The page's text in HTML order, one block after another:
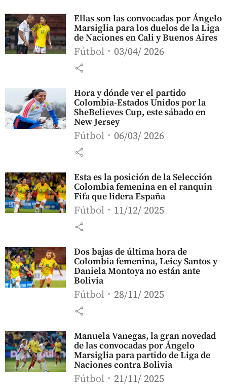
Ellas son las convocadas por Ángelo
Marsiglia para los duelos de la Liga
de Naciones en Cali y Buenos Aires
Fútbol 03/04/ 2026
share
Hora y dónde ver el partido
Colombia-Estados Unidos por la
SheBelieves Cup, este sábado en
New Jersey
Fútbol 06/03/ 2026
share
Esta es la posición de la Selección
Colombia femenina en el ranquin
Fifa que lidera España
Fútbol 11/12/ 2025
share
Dos bajas de última hora de
Colombia femenina, Leicy Santos y
Daniela Montoya no están ante
Bolivia
Fútbol 28/11/ 2025
share
Manuela Vanegas, la gran novedad
de las convocadas por Ángelo
Marsiglia para partido de Liga de
Naciones contra Bolivia
Fútbol 21/11/ 2025